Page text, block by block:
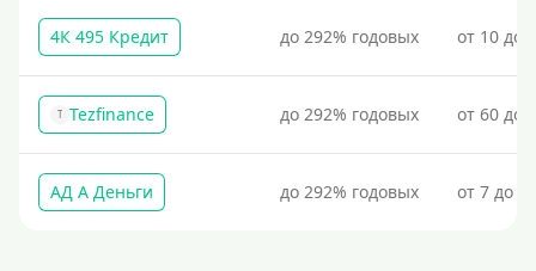
На банковский счет
Наличными
Через госуслуги
На карту
4К 495 Кредит до 292% годовых от 10 до
T Tezfinance до 292% годовых от 60 до
АД А Деньги до 292% годовых от 7 до